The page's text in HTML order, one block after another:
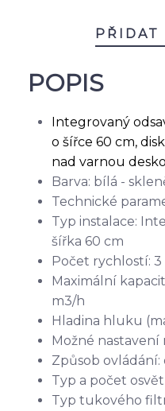
PŘIDAT
POPIS
Integrovaný
o šířce 60 cm,
nad varnou
Barva: bílá -
Technické
Typ instalace:
šířka 60 cm
Počet rychlostí: 3
Maximální
m3/h
Hladina hluku
Možné
Způsob
Typ a počet
Typ tukového